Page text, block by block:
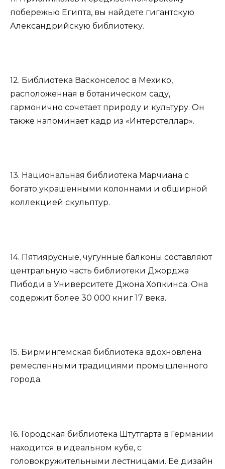
побережью Египта, вы найдете гигантскую
Александрийскую библиотеку.
12. Библиотека Васконселос в Мехико,
расположенная в ботаническом саду,
гармонично сочетает природу и культуру. Он
также напоминает кадр из «Интерстеллар».
13. Национальная библиотека Марчиана с
богато украшенными колоннами и обширной
коллекцией скульптур.
14. Пятиярусные, чугунные балконы составляют
центральную часть библиотеки Джорджа
Пибоди в Университете Джона Хопкинса. Она
содержит более 30 000 книг 17 века.
15. Бирмингемская библиотека вдохновлена
ремесленными традициями промышленного
города.
16. Городская библиотека Штутгарта в Германии
находится в идеальном кубе, с
головокружительными лестницами. Ее дизайн